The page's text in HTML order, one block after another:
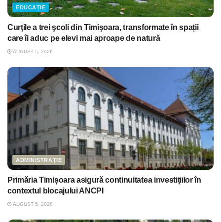
EDUCAȚIE
Curţile a trei şcoli din Timişoara, transformate în spații
care îi aduc pe elevi mai aproape de natură
AUGUST 5, 2026
ADMINISTRAȚIE
Primăria Timișoara asigură continuitatea investițiilor în
contextul blocajului ANCPI
AUGUST 5, 2026